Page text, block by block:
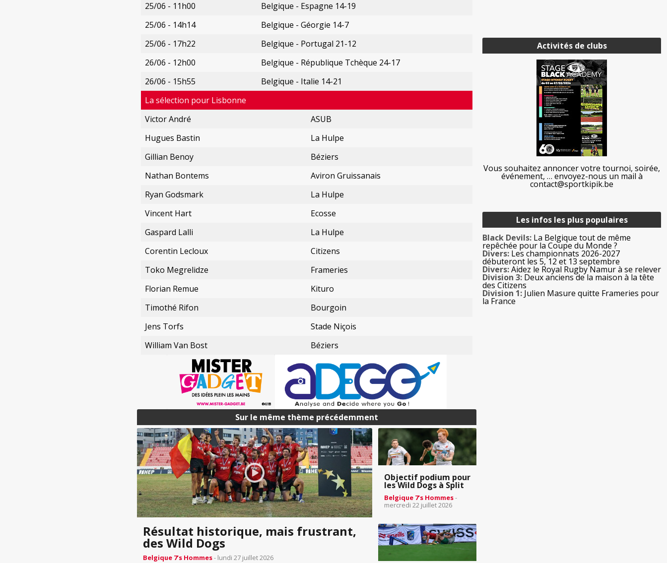
25/06 - 11h00
Belgique - Espagne 14-19
25/06 - 14h14
Belgique - Géorgie 14-7
25/06 - 17h22
Belgique - Portugal 21-12
26/06 - 12h00
Belgique - République Tchèque 24-17
26/06 - 15h55
Belgique - Italie 14-21
La sélection pour Lisbonne
Victor André
ASUB
Hugues Bastin
La Hulpe
Gillian Benoy
Béziers
Nathan Bontems
Aviron Gruissanais
Ryan Godsmark
La Hulpe
Vincent Hart
Ecosse
Gaspard Lalli
La Hulpe
Corentin Lecloux
Citizens
Toko Megrelidze
Frameries
Florian Remue
Kituro
Timothé Rifon
Bourgoin
Jens Torfs
Stade Niçois
William Van Bost
Béziers
Sur le même thème précédemment
Résultat historique, mais frustrant,
des Wild Dogs
Belgique 7’s Hommes- lundi 27 juillet 2026
Objectif podium pour
les Wild Dogs à Split
Belgique 7’s Hommes-
mercredi 22 juillet 2026
Activités de clubs
Vous souhaitez annoncer votre tournoi, soirée,
événement, … envoyez-nous un mail à
contact@sportkipik.be
Les infos les plus populaires
Black Devils: La Belgique tout de même
repêchée pour la Coupe du Monde ?
Divers: Les championnats 2026-2027
débuteront les 5, 12 et 13 septembre
Divers:Aidez le Royal Rugby Namur à se relever
Division 3: Deux anciens de la maison à la tête
des Citizens
Division 1: Julien Masure quitte Frameries pour
la France